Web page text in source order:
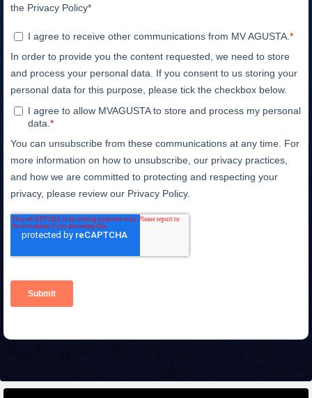
VESTUÁRIO
Nós corremos. Nós usamos